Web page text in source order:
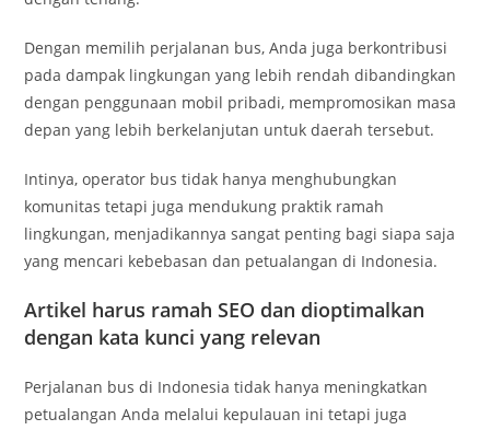
Dengan memilih perjalanan bus, Anda juga berkontribusi
pada dampak lingkungan yang lebih rendah dibandingkan
dengan penggunaan mobil pribadi, mempromosikan masa
depan yang lebih berkelanjutan untuk daerah tersebut.
Intinya, operator bus tidak hanya menghubungkan
komunitas tetapi juga mendukung praktik ramah
lingkungan, menjadikannya sangat penting bagi siapa saja
yang mencari kebebasan dan petualangan di Indonesia.
Artikel harus ramah SEO dan dioptimalkan
dengan kata kunci yang relevan
Perjalanan bus di Indonesia tidak hanya meningkatkan
petualangan Anda melalui kepulauan ini tetapi juga